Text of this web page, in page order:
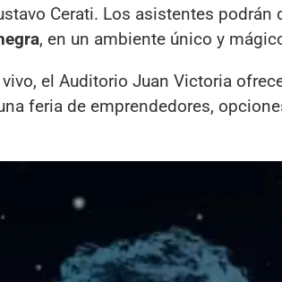
Cerati. Los asistentes
, en un ambiente único y
el Auditorio Juan Victoria
feria de emprendedores,